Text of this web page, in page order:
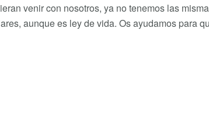
venir con nosotros, ya no tenemos las
aunque es ley de vida. Os ayudamos para